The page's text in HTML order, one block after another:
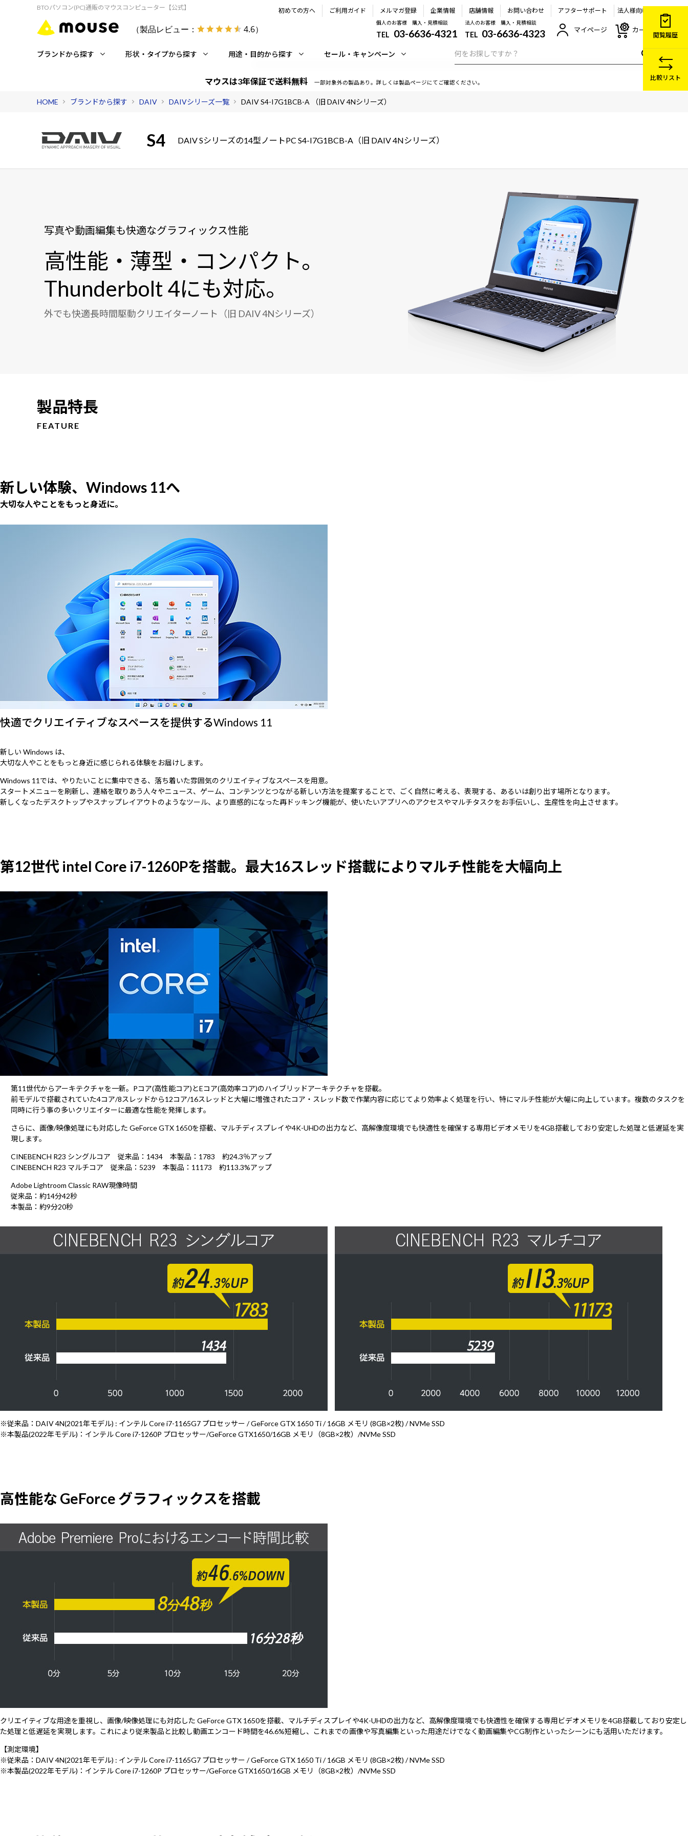
BTOパソコン(PC)通販のマウスコンピューター【公式】
（製品レビュー： 4.6）
初めての方へ ご利用ガイド メルマガ登録 企業情報 店舗情報 お問い合わせ アフターサポート 法人様向け
個人のお客様 購入・見積相談
TEL 03-6636-4321
法人のお客様 購入・見積相談
TEL 03-6636-4323 マイページ カート
ブランドから探す 形状・タイプから探す 用途・目的から探す セール・キャンペーン
マウスは3年保証で送料無料 一部対象外の製品あり。詳しくは製品ページにてご確認ください。
HOME ブランドから探す DAIV DAIVシリーズ一覧 DAIV S4-I7G1BCB-A （旧 DAIV 4Nシリーズ）
S4 DAIV Sシリーズの14型ノートPC S4-I7G1BCB-A（旧 DAIV 4Nシリーズ）
写真や動画編集も快適なグラフィックス性能
高性能・薄型・コンパクト。
Thunderbolt 4にも対応。
外でも快適長時間駆動クリエイターノート（旧 DAIV 4Nシリーズ）
製品特長
FEATURE
新しい体験、Windows 11へ
大切な人やことをもっと身近に。
快適でクリエイティブなスペースを提供するWindows 11
新しい Windows は、
大切な人やことをもっと身近に感じられる体験をお届けします。
Windows 11では、やりたいことに集中できる、落ち着いた雰囲気のクリエイティブなスペースを用意。
スタートメニューを刷新し、連絡を取りあう人々やニュース、ゲーム、コンテンツとつながる新しい方法を提案することで、ごく自然に考える、表現する、あるいは創り出す場所となります。
新しくなったデスクトップやスナップレイアウトのようなツール、より直感的になった再ドッキング機能が、使いたいアプリへのアクセスやマルチタスクをお手伝いし、生産性を向上させます。
第12世代 intel Core i7-1260Pを搭載。最大16スレッド搭載によりマルチ性能を大幅向上
第11世代からアーキテクチャを一新。Pコア(高性能コア)とEコア(高効率コア)のハイブリッドアーキテクチャを搭載。
前モデルで搭載されていた4コア/8スレッドから12コア/16スレッドと大幅に増強されたコア・スレッド数で作業内容に応じてより効率よく処理を行い、特にマルチ性能が大幅に向上しています。複数のタスクを
同時に行う事の多いクリエイターに最適な性能を発揮します。
さらに、画像/映像処理にも対応した GeForce GTX 1650を搭載、マルチディスプレイや4K-UHDの出力など、高解像度環境でも快適性を確保する専用ビデオメモリを4GB搭載しており安定した処理と低遅延を実
現します。
CINEBENCH R23 シングルコア 従来品：1434 本製品：1783 約24.3％アップ
CINEBENCH R23 マルチコア 従来品：5239 本製品：11173 約113.3%アップ
Adobe Lightroom Classic RAW現像時間
従来品：約14分42秒
本製品：約9分20秒
※従来品：DAIV 4N(2021年モデル) : インテル Core i7-1165G7 プロセッサー / GeForce GTX 1650 Ti / 16GB メモリ (8GB×2枚) / NVMe SSD
※本製品(2022年モデル)：インテル Core i7-1260P プロセッサー/GeForce GTX1650/16GB メモリ（8GB×2枚）/NVMe SSD
高性能な GeForce グラフィックスを搭載
クリエイティブな用途を重視し、画像/映像処理にも対応した GeForce GTX 1650を搭載、マルチディスプレイや4K-UHDの出力など、高解像度環境でも快適性を確保する専用ビデオメモリを4GB搭載しており安定し
た処理と低遅延を実現します。これにより従来製品と比較し動画エンコード時間を46.6%短縮し、これまでの画像や写真編集といった用途だけでなく動画編集やCG制作といったシーンにも活用いただけます。
【測定環境】
※従来品：DAIV 4N(2021年モデル) : インテル Core i7-1165G7 プロセッサー / GeForce GTX 1650 Ti / 16GB メモリ (8GB×2枚) / NVMe SSD
※本製品(2022年モデル)：インテル Core i7-1260P プロセッサー/GeForce GTX1650/16GB メモリ（8GB×2枚）/NVMe SSD
閲覧履歴
比較リスト